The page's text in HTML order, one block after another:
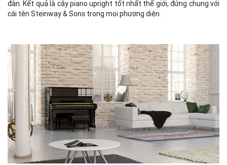
đàn. Kết quả là cây piano upright tốt nhất thế giới, đứng chung với
cái tên Steinway & Sons trong mọi phương diện.